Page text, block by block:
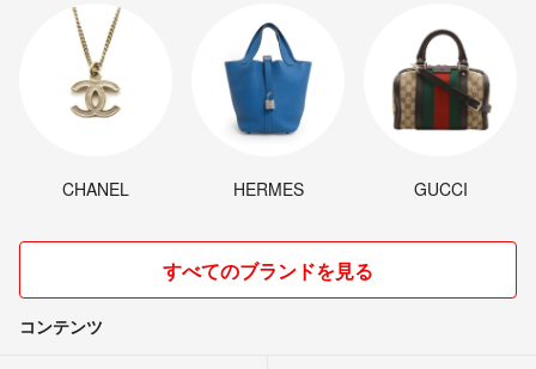
CHANEL HERMES GUCCI
すべてのブランドを見る
コンテンツ